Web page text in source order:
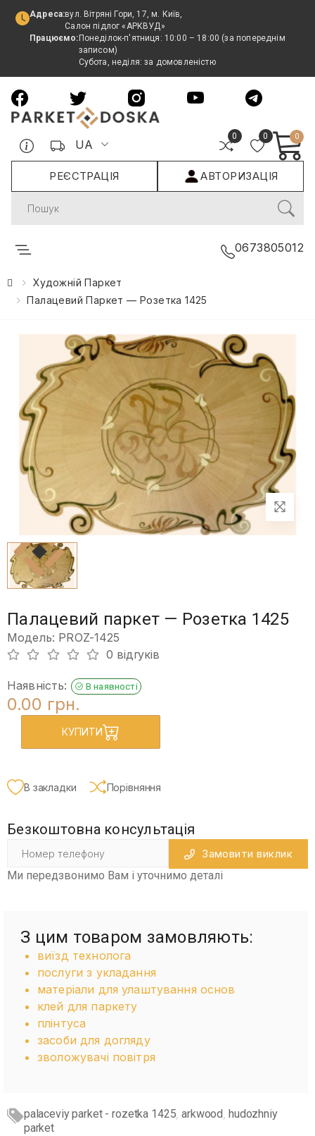
Адреса:вул. Вітряні Гори, 17, м. Київ,
Салон підлог «АРКВУД»
Працюємо: Понеділок-п'ятниця: 10:00 – 18:00 (за попереднім
записом)
Субота, неділя: за домовленістю
UA
0 0 0
РЕЄСТРАЦІЯ АВТОРИЗАЦІЯ
Search
0673805012
Художній Паркет
Палацевий Паркет — Розетка 1425
Палацевий паркет — Розетка 1425
Модель: PROZ-1425
0 відгуків
Наявність: В наявності
0.00 грн.
КУПИТИ
В закладки Порівняння
Безкоштовна консультація
Замовити виклик
Ми передзвонимо Вам і уточнимо деталі
З цим товаром замовляють:
виїзд технолога
послуги з укладання
матеріали для улаштування основ
клей для паркету
плінтуса
засоби для догляду
зволожувачі повітря
palaceviy parket - rozetka 1425 ,arkwood
hudozhniy
parket